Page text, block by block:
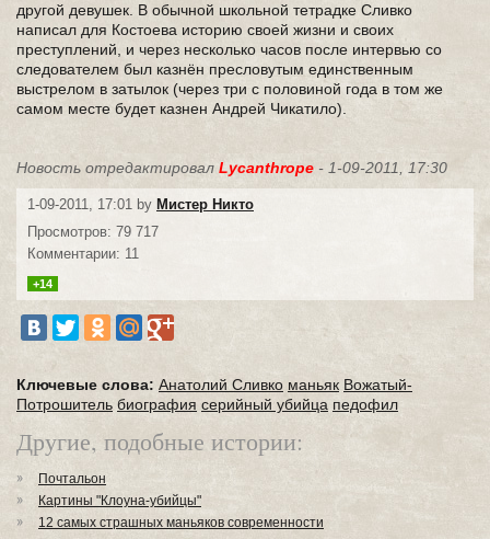
другой девушек. В обычной школьной тетрадке Сливко
написал для Костоева историю своей жизни и своих
преступлений, и через несколько часов после интервью со
следователем был казнён пресловутым единственным
выстрелом в затылок (через три с половиной года в том же
самом месте будет казнен Андрей Чикатило).
Новость отредактировал Lycanthrope - 1-09-2011, 17:30
1-09-2011, 17:01 by Мистер Никто
Просмотров: 79 717
Комментарии: 11
+14
Ключевые слова: Анатолий Сливко маньяк Вожатый-
Потрошитель биография серийный убийца педофил
Другие, подобные истории:
Почтальон
Картины "Клоуна-убийцы"
12 самых страшных маньяков современности